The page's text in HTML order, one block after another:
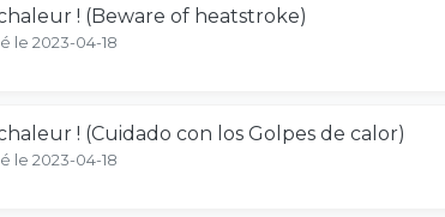
! (Beware of heatstroke)
le 2023-04-18
! (Cuidado con los Golpes de calor)
le 2023-04-18